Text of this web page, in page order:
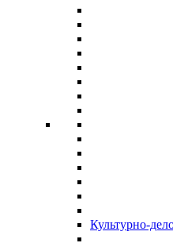
Культурно-